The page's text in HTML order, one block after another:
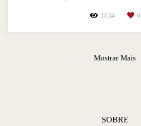
1834 0
Mostrar Mais
SOBRE